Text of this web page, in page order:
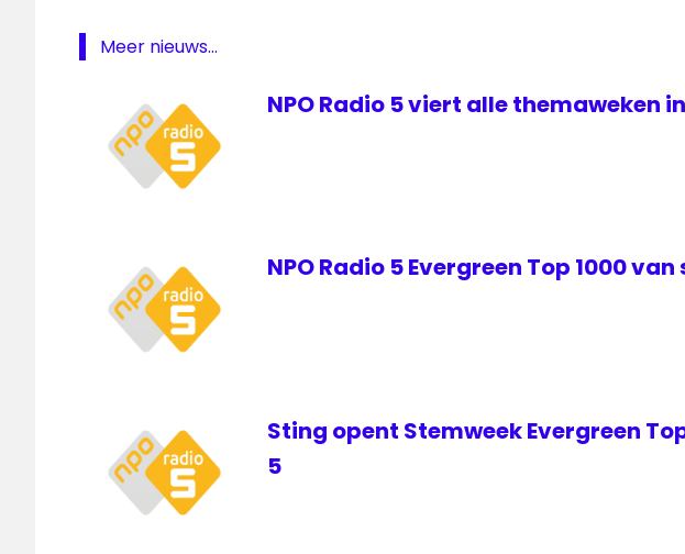
Meer nieuws...
NPO Radio 5 viert alle themaweken
NPO Radio 5 Evergreen Top 1000
Sting opent Stemweek Evergreen
5